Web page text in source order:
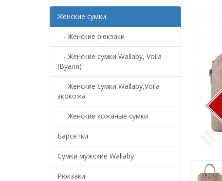
Женские сумки
- Женские рюкзаки
- Женские сумки Wallaby, Voila
(Вуаля)
- Женские сумки Wallaby,Voila
экокожа
- Женские кожаные сумки
Барсетки
Cумки мужские Wallaby
Рюкзаки